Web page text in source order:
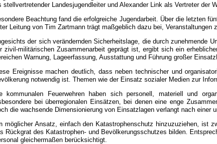
stellvertretender Landesjugendleiter und Alexander Link als Vertreter der
Beachtung fand die erfolgreiche Jugendarbeit. Über die letzten
Leitung von Tim Zartmann trägt maßgeblich dazu bei, Veranstaltungen
der sich verändernden Sicherheitslage, die durch zunehmende
zivil-militärischen Zusammenarbeit geprägt ist, ergibt sich ein
Warnung, Lageerfassung, Ausstattung und Führung großer
Ereignisse machen deutlich, dass neben technischer und
notwendig ist. Themen wie der Einsatz sozialer Medien zur
kommunalen Feuerwehren haben sich personell, materiell und
bei überregionalen Einsätzen, bei denen eine enge
die wachsende Dimensionierung von Einsatzlagen verlangt nach einer
möglicher Ansatz, einfach den Katastrophenschutz hinzuzuziehen, ist
Rückgrat des Katastrophen- und Bevölkerungsschutzes bilden.
gleichermaßen berücksichtigt.